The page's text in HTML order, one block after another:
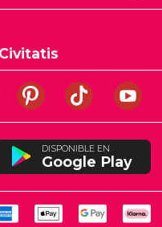
DISPONIBLE EN
Google Play